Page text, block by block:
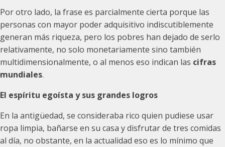
Por otro lado, la frase es parcialmente cierta porque las
personas con mayor poder adquisitivo indiscutiblemente
generan más riqueza, pero los pobres han dejado de serlo
relativamente, no solo monetariamente sino también
multidimensionalmente, o al menos eso indican las cifras
mundiales.
El espíritu egoísta y sus grandes logros
En la antigüedad, se consideraba rico quien pudiese usar
ropa limpia, bañarse en su casa y disfrutar de tres comidas
al día, no obstante, en la actualidad eso es lo mínimo que